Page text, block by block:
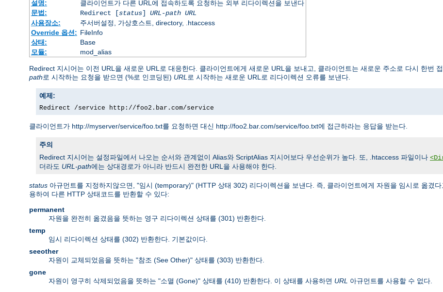
설명:
클라이언트가 다른 URL에 접속하도록 요청하는 외부 리다이렉션을 보낸다
문법:
Redirect [status] URL-path URL
사용장소:
주서버설정, 가상호스트, directory, .htaccess
Override 옵션: FileInfo
상태:
Base
모듈:
mod_alias
Redirect 지시어는 이전 URL을 새로운 URL로 대응한다. 클라이언트에게 새로운 URL을 보내고, 클라이언트는 새로운 주소로 다시 한번
path로 시작하는 요청을 받으면 (%로 인코딩된) URL 로 시작하는 새로운 URL로 리다이렉션 오류를 보낸다.
예제:
Redirect /service http://foo2.bar.com/service
클라이언트가 http://myserver/service/foo.txt를 요청하면 대신 http://foo2.bar.com/service/foo.txt에 접근하라는 응답을 받는다.
주의
Redirect 지시어는 설정파일에서 나오는 순서와 관계없이 Alias와 ScriptAlias 지시어보다 우선순위가 높다. 또, .htaccess 파일이나
더라도 URL-path에는 상대경로가 아니라 반드시 완전한 URL을 사용해야 한다.
status 아규먼트를 지정하지않으면, "임시 (temporary)" (HTTP 상태 302) 리다이렉션을 보낸다. 즉, 클라이언트에게 자원을 임시로 옮겼다
용하여 다른 HTTP 상태코드를 반환할 수 있다:
permanent
자원을 완전히 옮겼음을 뜻하는 영구 리다이렉션 상태를 (301) 반환한다.
temp
임시 리다이렉션 상태를 (302) 반환한다. 기본값이다.
seeother
자원이 교체되었음을 뜻하는 "참조 (See Other)" 상태를 (303) 반환한다.
gone
자원이 영구히 삭제되었음을 뜻하는 "소멸 (Gone)" 상태를 (410) 반환한다. 이 상태를 사용하면 URL 아규먼트를 사용할 수 없다.